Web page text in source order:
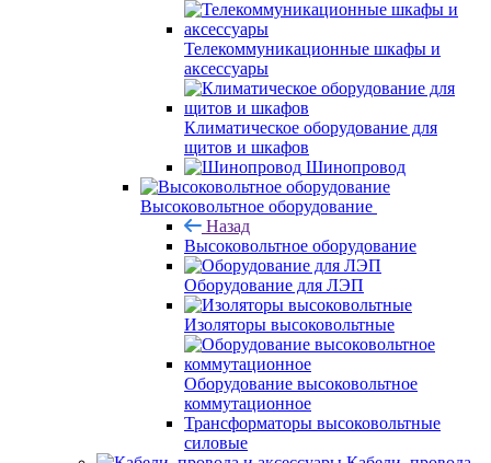
Телекоммуникационные шкафы и
аксессуары
Климатическое оборудование для
щитов и шкафов
Шинопровод
Высоковольтное оборудование
Назад
Высоковольтное оборудование
Оборудование для ЛЭП
Изоляторы высоковольтные
Оборудование высоковольтное
коммутационное
Трансформаторы высоковольтные
силовые